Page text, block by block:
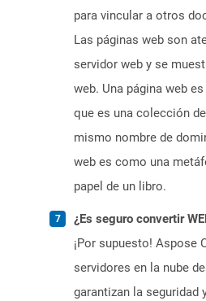
para vincular a otros
Las páginas web son
servidor web y se
web. Una página web
que es una colección
mismo nombre de
web es como una
papel de un libro.
¿Es seguro convertir
¡Por supuesto! Aspose
servidores en la nube
garantizan la seguridad